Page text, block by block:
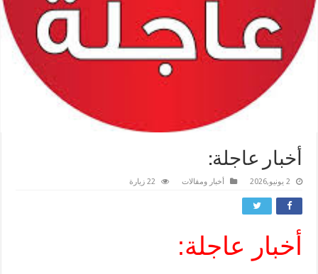
أخبار عاجلة:
2 يونيو,2026 أخبار ومقالات 22 زيارة
أخبار عاجلة: